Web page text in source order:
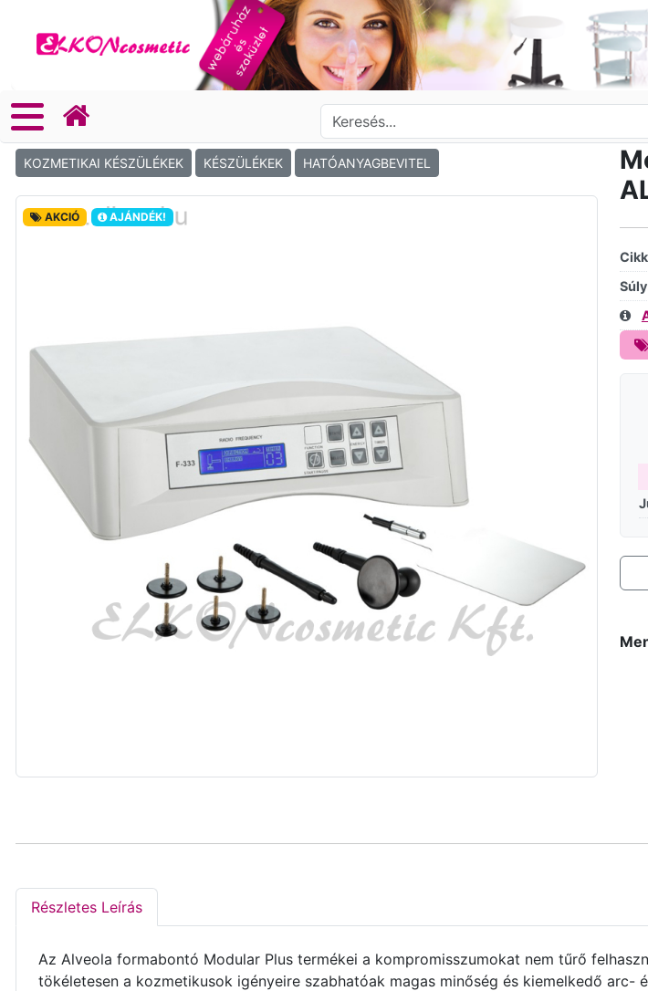
KOZMETIKAI KÉSZÜLÉKEK KÉSZÜLÉKEK HATÓANYAGBEVITEL
AKCIÓ AJÁNDÉK!
Részletes Leírás
Az Alveola formabontó Modular Plus termékei a kompromisszumokat nem tűrő
tökéletesen a kozmetikusok igényeire szabhatóak magas minőség és kiemelkedő